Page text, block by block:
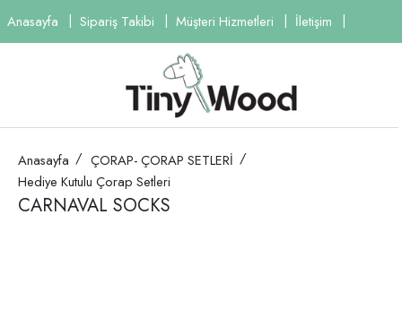
Anasayfa Sipariş Takibi Müşteri Hizmetleri İletişim
Anasayfa
ÇORAP- ÇORAP SETLERİ
Hediye Kutulu Çorap Setleri
CARNAVAL SOCKS